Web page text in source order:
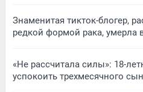
Знаменитая тикток-блогер,
редкой формой рака, умерла
«Не рассчитала силы»: 18-
успокоить трехмесячного